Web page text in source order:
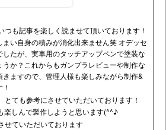
つも記事を楽しく読ませて頂いております！
い自身の積みが消化出来ません笑 オデッセ
たが、実車用のタッチアップペンで塗装な
か？これからもガンプラレビューや制作な
ますので、管理人様も楽しみながら制作&
とても参考にさせていただいております！
楽しんで製作しようと思います(^^♪
せていただいております